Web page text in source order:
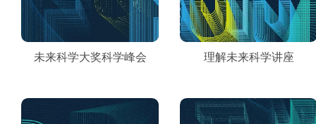
未来科学大奖科学峰会 理解未来科学讲座